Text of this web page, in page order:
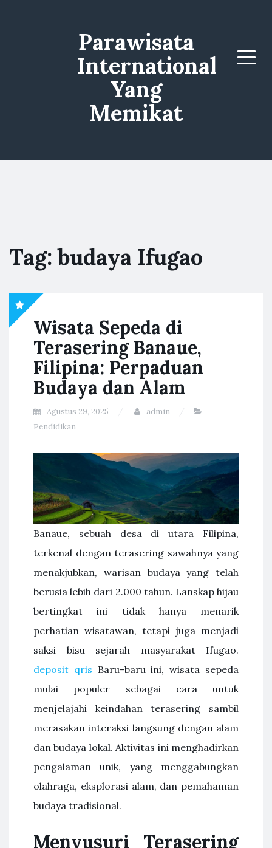
Parawisata
International
Yang
Memikat
Menu
Tag:budaya Ifugao
Wisata Sepeda di
Terasering Banaue,
Filipina: Perpaduan
Budaya dan Alam
Agustus 29, 2025
admin
Pendidikan
Banaue, sebuah desa di utara Filipina,
terkenal dengan terasering sawahnya yang
menakjubkan, warisan budaya yang telah
berusia lebih dari 2.000 tahun. Lanskap hijau
bertingkat ini tidak hanya menarik
perhatian wisatawan, tetapi juga menjadi
saksi bisu sejarah masyarakat Ifugao.
deposit qris Baru-baru ini, wisata sepeda
mulai populer sebagai cara untuk
menjelajahi keindahan terasering sambil
merasakan interaksi langsung dengan alam
dan budaya lokal. Aktivitas ini menghadirkan
pengalaman unik, yang menggabungkan
olahraga, eksplorasi alam, dan pemahaman
budaya tradisional.
Menyusuri Terasering